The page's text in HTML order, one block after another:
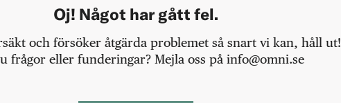
Oj! Något har gått fel.
och försöker åtgärda problemet så snart vi kan, håll ut!
frågor eller funderingar? Mejla oss på info@omni.se